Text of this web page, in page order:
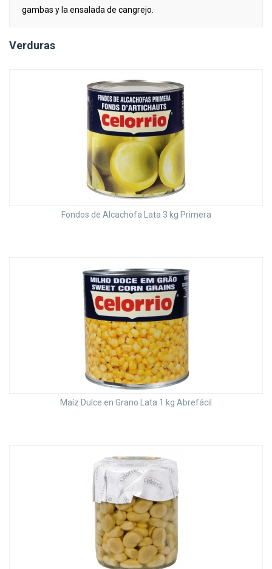
gambas y la ensalada de cangrejo.
Verduras
Fondos de Alcachofa Lata 3 kg Primera
Maíz Dulce en Grano Lata 1 kg Abrefácil